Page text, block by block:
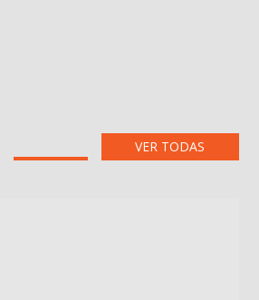
VER TODAS